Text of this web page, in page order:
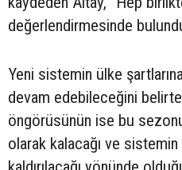
değerlendirmesinde
Yeni sistemin ülke
devam edebileceğini
öngörüsünün ise bu
olarak kalacağı ve